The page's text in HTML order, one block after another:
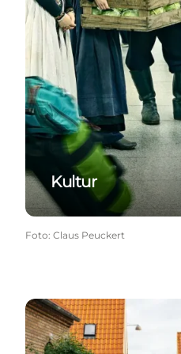
Kultur
Foto: Claus Peuckert
Dragør – den gamle bydel